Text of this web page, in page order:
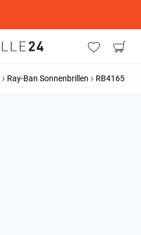
Ray-Ban Sonnenbrillen RB4165